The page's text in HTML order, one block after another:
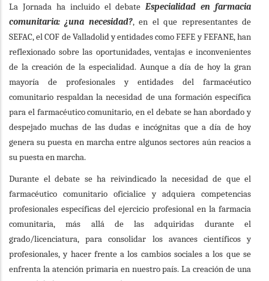
La Jornada ha incluido el debate Especialidad en farmacia
comunitaria: ¿una necesidad?, en el que representantes de
SEFAC, el COF de Valladolid y entidades como FEFE y FEFANE, han
reflexionado sobre las oportunidades, ventajas e inconvenientes
de la creación de la especialidad. Aunque a día de hoy la gran
mayoría de profesionales y entidades del farmacéutico
comunitario respaldan la necesidad de una formación específica
para el farmacéutico comunitario, en el debate se han abordado y
despejado muchas de las dudas e incógnitas que a día de hoy
genera su puesta en marcha entre algunos sectores aún reacios a
su puesta en marcha.
Durante el debate se ha reivindicado la necesidad de que el
farmacéutico comunitario oficialice y adquiera competencias
profesionales específicas del ejercicio profesional en la farmacia
comunitaria, más allá de las adquiridas durante el
grado/licenciatura, para consolidar los avances científicos y
profesionales, y hacer frente a los cambios sociales a los que se
enfrenta la atención primaria en nuestro país. La creación de una